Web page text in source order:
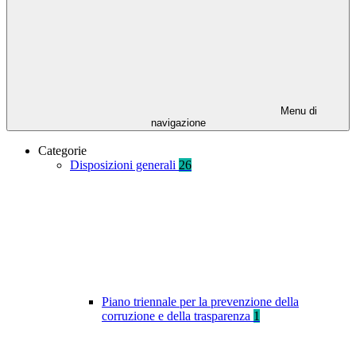
Menu di
navigazione
Categorie
Disposizioni generali 26
Piano triennale per la prevenzione della
corruzione e della trasparenza 1